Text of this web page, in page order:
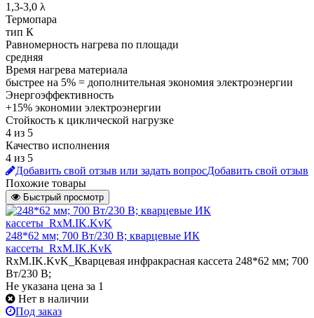
1,3-3,0 λ
Термопара
тип К
Равномерность нагрева по площади
средняя
Время нагрева материала
быстрее на 5% = дополнительная экономия электроэнергии
Энергоэффективность
+15% экономии электроэнергии
Стойкость к циклической нагрузке
4 из 5
Качество исполнения
4 из 5
Добавить свой отзыв или задать вопросДобавить свой отзыв
Похожие товары
Быстрый просмотр
248*62 мм; 700 Вт/230 В; кварцевые ИК
кассеты_RxM.IK.KvK
RxM.IK.KvK_Кварцевая инфракрасная кассета 248*62 мм; 700
Вт/230 В;
Не указана цена за 1
Нет в наличии
Под заказ